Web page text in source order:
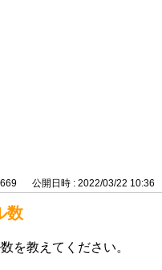
公開日時 : 2022/03/22 10:36
数
を教えてください。